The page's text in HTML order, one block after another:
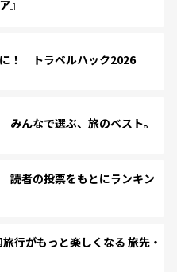
』
！ トラベルハック2026
んなで選ぶ、旅のベスト。
読者の投票をもとにランキン
行がもっと楽しくなる 旅先・